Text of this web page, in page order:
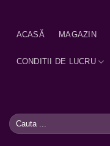
contentACASĂ MAGAZIN
CONDITII DE LUCRU
Caută
după: